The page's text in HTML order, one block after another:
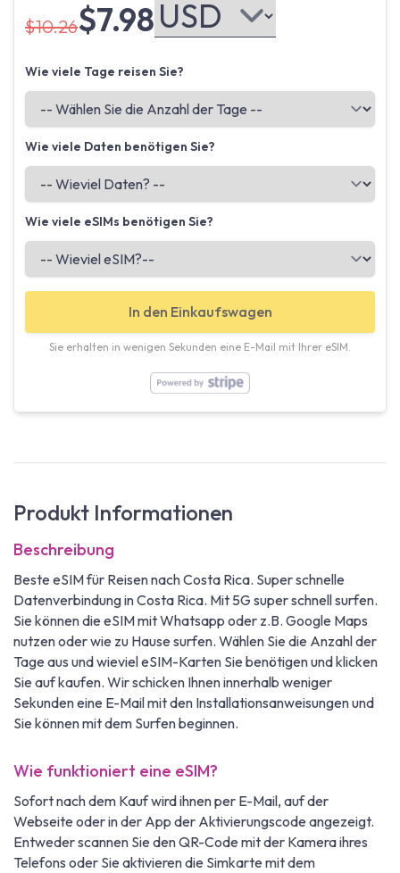
$10.26$7.98
Wie viele Tage reisen Sie?
Wie viele Daten benötigen Sie?
Wie viele eSIMs benötigen Sie?
In den Einkaufswagen
Sie erhalten in wenigen Sekunden eine E-Mail mit Ihrer eSIM.
Produkt Informationen
Beschreibung
Beste eSIM für Reisen nach Costa Rica. Super schnelle
Datenverbindung in Costa Rica. Mit 5G super schnell surfen.
Sie können die eSIM mit Whatsapp oder z.B. Google Maps
nutzen oder wie zu Hause surfen. Wählen Sie die Anzahl der
Tage aus und wieviel eSIM-Karten Sie benötigen und klicken
Sie auf kaufen. Wir schicken Ihnen innerhalb weniger
Sekunden eine E-Mail mit den Installationsanweisungen und
Sie können mit dem Surfen beginnen.
Wie funktioniert eine eSIM?
Sofort nach dem Kauf wird ihnen per E-Mail, auf der
Webseite oder in der App der Aktivierungscode angezeigt.
Entweder scannen Sie den QR-Code mit der Kamera ihres
Telefons oder Sie aktivieren die Simkarte mit dem